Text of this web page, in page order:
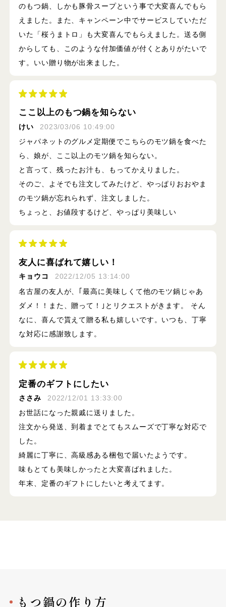
のもつ鍋、しかも豚骨スープという事で大変喜んでもら
えました。また、キャンペーン中でサービスしていただ
いた「桜うまトロ」も大変喜んでもらえました。送る側
からしても、このような付加価値が付くとありがたいで
す。いい贈り物が出来ました。
ここ以上のもつ鍋を知らない
けい
2023/03/06 10:49:00
ジャパネットのグルメ定期便でこちらのモツ鍋を食べた
ら、娘が、ここ以上のモツ鍋を知らない。
と言って、残ったお汁も、もってかえりました。
そのご、よそでも注文してみたけど、やっぱりおおやま
のモツ鍋が忘れられず、注文しました。
ちょっと、お値段するけど、やっぱり美味しい
友人に喜ばれて嬉しい！
キョウコ
2022/12/05 13:14:00
名古屋の友人が、｢最高に美味しくて他のモツ鍋じゃあ
ダメ！！また、贈って！｣とリクエストがきます。 そん
なに、喜んで貰えて贈る私も嬉しいです。いつも、丁寧
な対応に感謝致します。
定番のギフトにしたい
ささみ
2022/12/01 13:33:00
お世話になった親戚に送りました。
注文から発送、到着までとてもスムーズで丁寧な対応で
した。
綺麗に丁寧に、高級感ある梱包で届いたようです。
味もとても美味しかったと大変喜ばれました。
年末、定番のギフトにしたいと考えてます。
もつ鍋の作り方